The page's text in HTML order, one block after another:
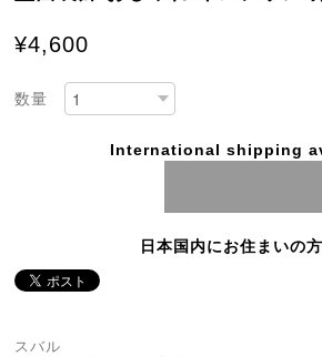
¥4,600
数量
International shipping
日本国内にお住まいの
スバル